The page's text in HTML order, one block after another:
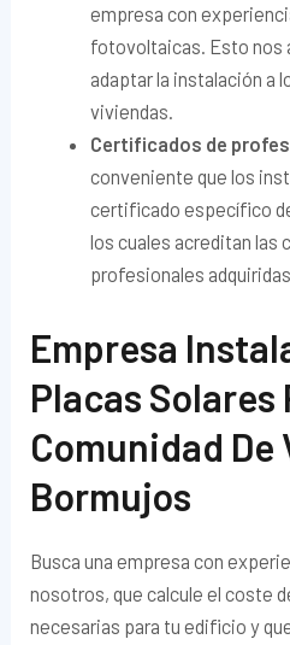
empresa con
fotovoltaicas. Esto nos
adaptar la instalación a
viviendas.
Certificados de
conveniente que los
certificado específico
los cuales acreditan las
profesionales
Empresa
Placas Solares
Comunidad De
Bormujos
Busca una empresa con
nosotros, que calcule el coste
necesarias para tu edificio y